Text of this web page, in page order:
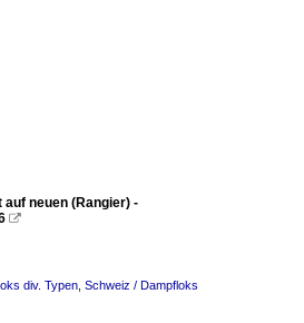
neuen (Rangier) -

div. Typen Schweiz / Dampfloks